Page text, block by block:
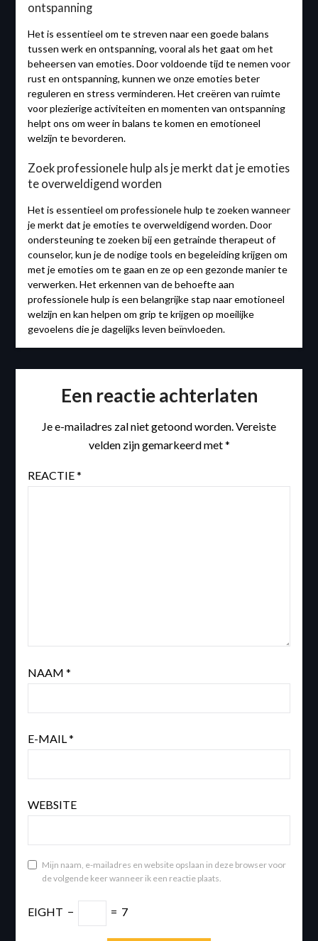
ontspanning
Het is essentieel om te streven naar een goede balans
tussen werk en ontspanning, vooral als het gaat om het
beheersen van emoties. Door voldoende tijd te nemen voor
rust en ontspanning, kunnen we onze emoties beter
reguleren en stress verminderen. Het creëren van ruimte
voor plezierige activiteiten en momenten van ontspanning
helpt ons om weer in balans te komen en emotioneel
welzijn te bevorderen.
Zoek professionele hulp als je merkt dat je emoties
te overweldigend worden
Het is essentieel om professionele hulp te zoeken wanneer
je merkt dat je emoties te overweldigend worden. Door
ondersteuning te zoeken bij een getrainde therapeut of
counselor, kun je de nodige tools en begeleiding krijgen om
met je emoties om te gaan en ze op een gezonde manier te
verwerken. Het erkennen van de behoefte aan
professionele hulp is een belangrijke stap naar emotioneel
welzijn en kan helpen om grip te krijgen op moeilijke
gevoelens die je dagelijks leven beïnvloeden.
Een reactie achterlaten
Je e-mailadres zal niet getoond worden.Vereiste
velden zijn gemarkeerd met*
REACTIE*
NAAM *
E-MAIL*
WEBSITE
Mijn naam, e-mailadres en website opslaan in deze browser voor
de volgende keer wanneer ik een reactie plaats.
EIGHT − = 7